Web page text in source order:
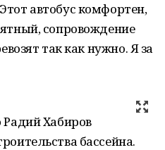
автобус комфортен,
сопровождение
так как нужно. Я за
Радий Хабиров
бассейна.